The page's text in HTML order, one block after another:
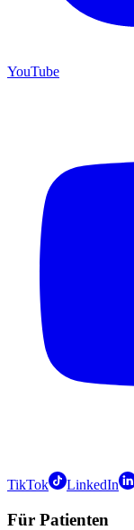
YouTube
TikTok LinkedIn
Für Patienten